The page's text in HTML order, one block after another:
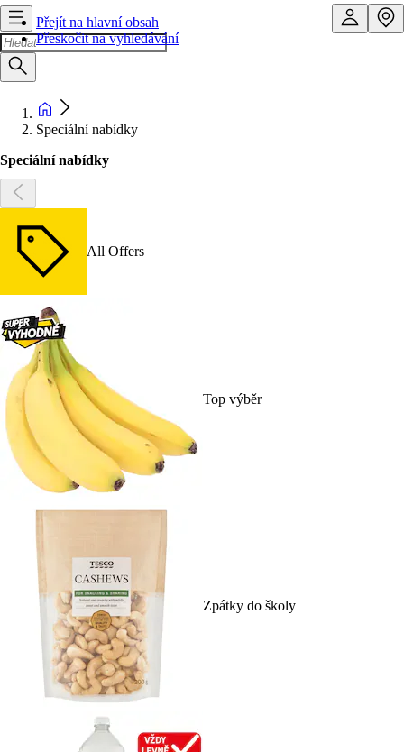
Přejít na hlavní obsah
Přeskočit na vyhledávání
Speciální nabídky
Speciální nabídky
All Offers
Top výběr
Zpátky do školy